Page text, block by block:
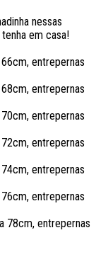
nessas
em casa!
entrepernas
entrepernas
entrepernas
entrepernas
entrepernas
entrepernas
78cm, entrepernas